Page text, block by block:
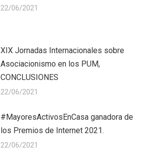
22/06/2021
XIX Jornadas Internacionales sobre
Asociacionismo en los PUM,
CONCLUSIONES
22/06/2021
#MayoresActivosEnCasa ganadora de
los Premios de Internet 2021.
22/06/2021